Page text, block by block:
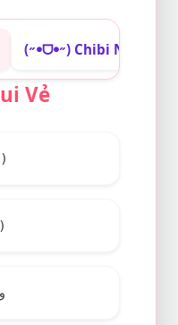
(˶ꔷᗜꔷ˶) Chibi Ngại
Vẻ
(๑˃ᴗ˂)ﻭ